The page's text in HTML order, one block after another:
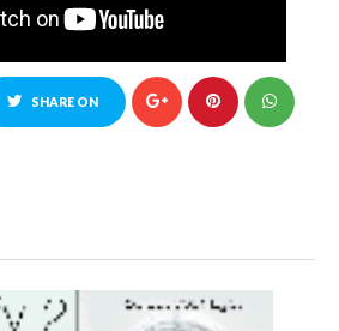
SHARE ON